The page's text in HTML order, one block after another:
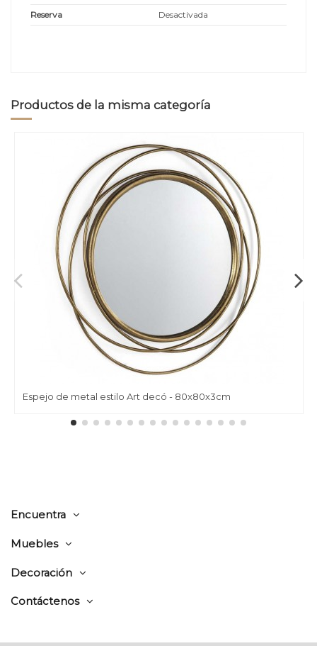
Reserva
Desactivada
Productos de la misma categoría
Espejo de metal estilo Art decó - 80x80x3cm
Encuentra
Muebles
Decoración
Contáctenos